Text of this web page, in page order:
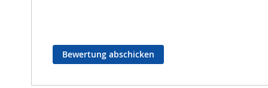
Bewertung abschicken